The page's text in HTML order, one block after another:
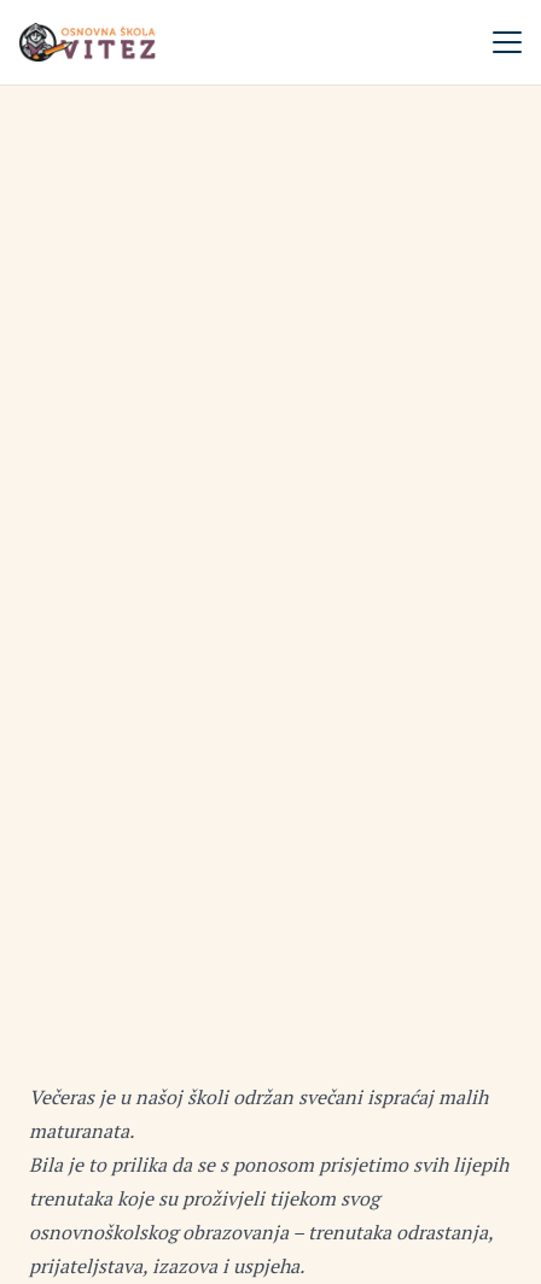
Večeras je u našoj školi održan svečani ispraćaj malih
maturanata.
Bila je to prilika da se s ponosom prisjetimo svih lijepih
trenutaka koje su proživjeli tijekom svog
osnovnoškolskog obrazovanja – trenutaka odrastanja,
prijateljstava, izazova i uspjeha.